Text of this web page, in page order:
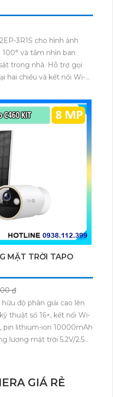
3R1S cho hình ảnh
và tầm nhìn ban
trong nhà. Hỗ trợ gọi
hai chiều và kết nối Wi-Fi
lưu đám mây dễ lắp đặt
nhỏ.
MẶT TRỜI TAPO
₫
hữu độ phân giải cao lên
thuật số 16×, kết nối Wi-
pin lithium-ion 10000mAh
lượng mặt trời 5.2V/2.5W.
GIÁ RẺ